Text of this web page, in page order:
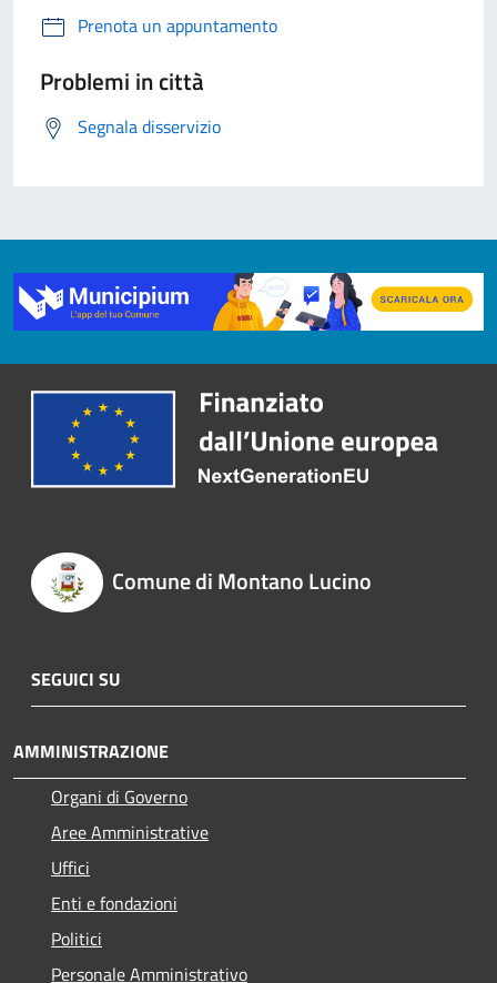
Prenota un appuntamento
Problemi in città
Segnala disservizio
Comune di Montano Lucino
SEGUICI SU
AMMINISTRAZIONE
Organi di Governo
Aree Amministrative
Uffici
Enti e fondazioni
Politici
Personale Amministrativo